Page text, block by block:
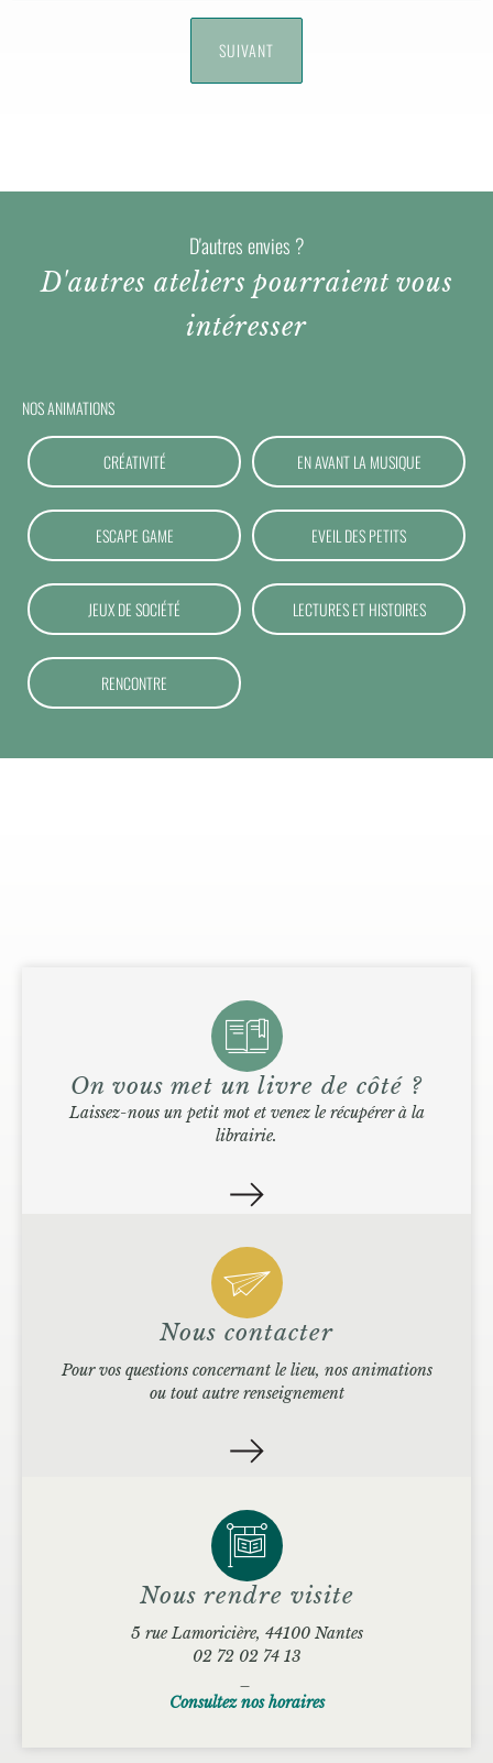
D'autres envies ?
D'autres ateliers pourraient vous
intéresser
NOS ANIMATIONS
CRÉATIVITÉ EN AVANT LA MUSIQUE
ESCAPE GAME EVEIL DES PETITS
JEUX DE SOCIÉTÉ LECTURES ET HISTOIRES
RENCONTRE
On vous met un livre de côté ?
Laissez-nous un petit mot et venez le récupérer à la
librairie.
Nous rendre visite
5 rue Lamoricière, 44100 Nantes
02 72 02 74 13
Consultez nos horaires
Nous contacter
Pour vos questions concernant le lieu, nos animations
ou tout autre renseignement